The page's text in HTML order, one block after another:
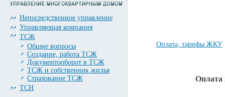
Непосредственное управление
Управляющая компания
ТСЖ
Общие вопросы
Создание, работа ТСЖ
Документооборот в ТСЖ
ТСЖ и собственник жилья
Страхование ТСЖ
ТСН
Оплата, тарифы ЖКУ
Оплата